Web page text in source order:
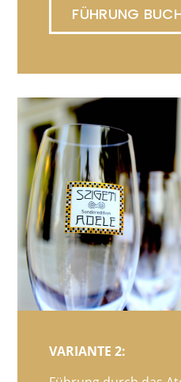
FÜHRUNG
VARIANTE 2: